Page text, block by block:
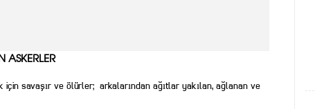
için savaşır ve ölürler; arkalarından ağıtlar yakılan, ağlanan ve